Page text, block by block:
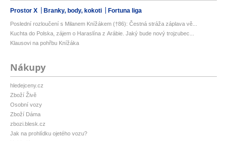
Prostor X Branky, body, kokoti Fortuna liga
Poslední rozloučení s Milanem Knížákem (†86): Čestná stráža záplava vě...
Kuchta do Polska, zájem o Haraslína z Arábie. Jaký bude nový trojzubec...
Klausovi na pohřbu Knížáka
Nákupy
hledejceny.cz
Zboží Živě
Osobní vozy
Zboží Dáma
zbozi.blesk.cz
Jak na prohlídku ojetého vozu?